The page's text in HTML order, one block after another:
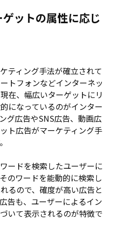
ットの属性に応じ
ティング手法が確立されて
トフォンなどインターネッ
在、幅広いターゲットにリ
になっているのがインター
グ広告やSNS広告、動画広
ト広告がマーケティング手
ードを検索したユーザーに
のワードを能動的に検索し
るので、確度が高い広告と
告も、ユーザーによるイン
いて表示されるのが特徴で